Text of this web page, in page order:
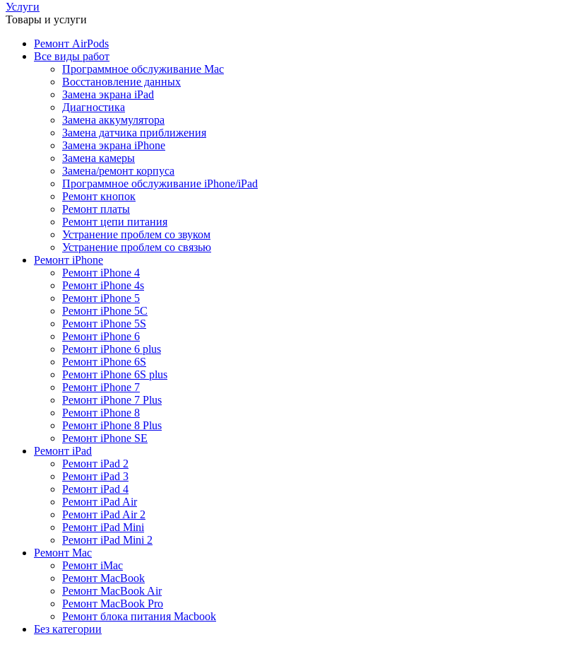
Услуги
Товары и услуги
Ремонт AirPods
Все виды работ
Программное обслуживание Mac
Восстановление данных
Замена экрана iPad
Диагностика
Замена аккумулятора
Замена датчика приближения
Замена экрана iPhone
Замена камеры
Замена/ремонт корпуса
Программное обслуживание iPhone/iPad
Ремонт кнопок
Ремонт платы
Ремонт цепи питания
Устранение проблем со звуком
Устранение проблем со связью
Ремонт iPhone
Ремонт iPhone 4
Ремонт iPhone 4s
Ремонт iPhone 5
Ремонт iPhone 5C
Ремонт iPhone 5S
Ремонт iPhone 6
Ремонт iPhone 6 plus
Ремонт iPhone 6S
Ремонт iPhone 6S plus
Ремонт iPhone 7
Ремонт iPhone 7 Plus
Ремонт iPhone 8
Ремонт iPhone 8 Plus
Ремонт iPhone SE
Ремонт iPad
Ремонт iPad 2
Ремонт iPad 3
Ремонт iPad 4
Ремонт iPad Air
Ремонт iPad Air 2
Ремонт iPad Mini
Ремонт iPad Mini 2
Ремонт Mac
Ремонт iMac
Ремонт MacBook
Ремонт MacBook Air
Ремонт MacBook Pro
Ремонт блока питания Macbook
Без категории